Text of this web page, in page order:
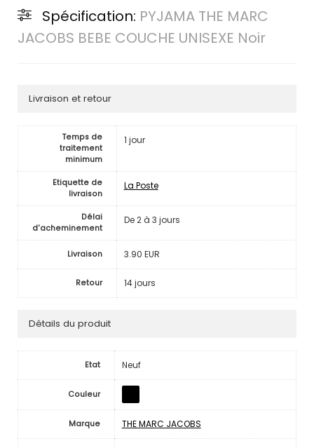
Spécification: PYJAMA THE MARC
JACOBS BEBE COUCHE UNISEXE Noir
Livraison et retour
Temps de
traitement
minimum
1 jour
Etiquette de
livraison
La Poste
Délai
d'acheminement
De 2 à 3 jours
Livraison 3.90 EUR
Retour 14 jours
Détails du produit
Etat Neuf
Couleur
Marque THE MARC JACOBS